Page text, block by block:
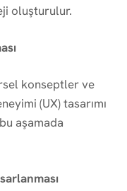
oluşturulur.
konseptler ve
(UX) tasarımı
aşamada